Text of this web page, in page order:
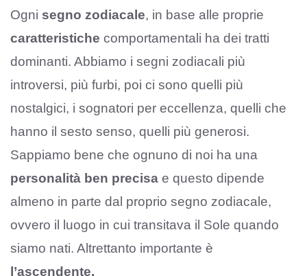
Ogni segno zodiacale, in base alle proprie
caratteristiche comportamentali ha dei tratti
dominanti. Abbiamo i segni zodiacali più
introversi, più furbi, poi ci sono quelli più
nostalgici, i sognatori per eccellenza, quelli che
hanno il sesto senso, quelli più generosi.
Sappiamo bene che ognuno di noi ha una
personalità ben precisa e questo dipende
almeno in parte dal proprio segno zodiacale,
ovvero il luogo in cui transitava il Sole quando
siamo nati. Altrettanto importante è
l’ascendente.